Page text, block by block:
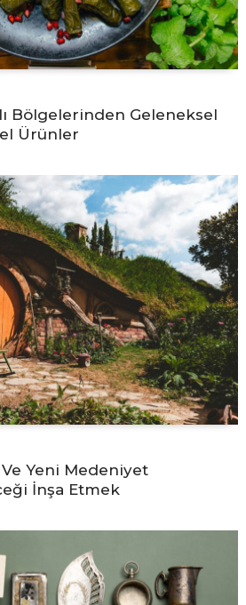
Bölgelerinden Geleneksel
Ürünler
Yeni Medeniyet
İnşa Etmek